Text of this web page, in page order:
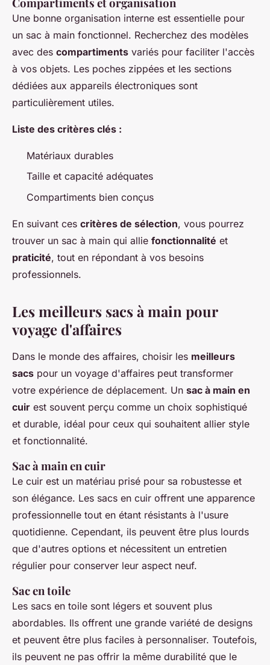
Une bonne organisation interne est essentielle pour
un sac à main fonctionnel. Recherchez des modèles
avec des compartiments variés pour faciliter l'accès
à vos objets. Les poches zippées et les sections
dédiées aux appareils électroniques sont
particulièrement utiles.
Liste des critères clés :
Matériaux durables
Taille et capacité adéquates
Compartiments bien conçus
En suivant ces critères de sélection, vous pourrez
trouver un sac à main qui allie fonctionnalité et
praticité, tout en répondant à vos besoins
professionnels.
Les meilleurs sacs à main pour
voyage d'affaires
Dans le monde des affaires, choisir les meilleurs
sacs pour un voyage d'affaires peut transformer
votre expérience de déplacement. Un sac à main en
cuir est souvent perçu comme un choix sophistiqué
et durable, idéal pour ceux qui souhaitent allier style
et fonctionnalité.
Sac à main en cuir
Le cuir est un matériau prisé pour sa robustesse et
son élégance. Les sacs en cuir offrent une apparence
professionnelle tout en étant résistants à l'usure
quotidienne. Cependant, ils peuvent être plus lourds
que d'autres options et nécessitent un entretien
régulier pour conserver leur aspect neuf.
Sac en toile
Les sacs en toile sont légers et souvent plus
abordables. Ils offrent une grande variété de designs
et peuvent être plus faciles à personnaliser. Toutefois,
ils peuvent ne pas offrir la même durabilité que le